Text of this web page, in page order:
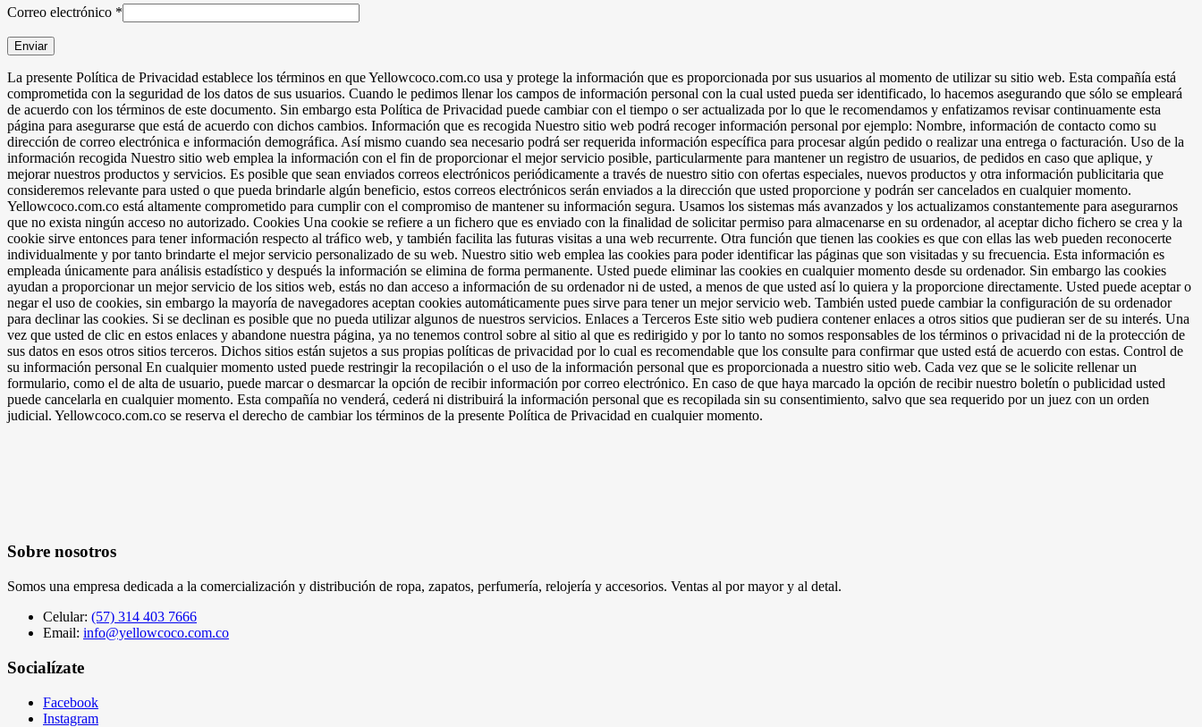
Correo electrónico *
La presente Política de Privacidad establece los términos en que Yellowcoco.com.co usa y protege la información que es proporcionada por sus usuarios al momento de utilizar su sitio web. Esta compañía está
comprometida con la seguridad de los datos de sus usuarios. Cuando le pedimos llenar los campos de información personal con la cual usted pueda ser identificado, lo hacemos asegurando que sólo se empleará
de acuerdo con los términos de este documento. Sin embargo esta Política de Privacidad puede cambiar con el tiempo o ser actualizada por lo que le recomendamos y enfatizamos revisar continuamente esta
página para asegurarse que está de acuerdo con dichos cambios. Información que es recogida Nuestro sitio web podrá recoger información personal por ejemplo: Nombre, información de contacto como su
dirección de correo electrónica e información demográfica. Así mismo cuando sea necesario podrá ser requerida información específica para procesar algún pedido o realizar una entrega o facturación. Uso de la
información recogida Nuestro sitio web emplea la información con el fin de proporcionar el mejor servicio posible, particularmente para mantener un registro de usuarios, de pedidos en caso que aplique, y
mejorar nuestros productos y servicios. Es posible que sean enviados correos electrónicos periódicamente a través de nuestro sitio con ofertas especiales, nuevos productos y otra información publicitaria que
consideremos relevante para usted o que pueda brindarle algún beneficio, estos correos electrónicos serán enviados a la dirección que usted proporcione y podrán ser cancelados en cualquier momento.
Yellowcoco.com.co está altamente comprometido para cumplir con el compromiso de mantener su información segura. Usamos los sistemas más avanzados y los actualizamos constantemente para asegurarnos
que no exista ningún acceso no autorizado. Cookies Una cookie se refiere a un fichero que es enviado con la finalidad de solicitar permiso para almacenarse en su ordenador, al aceptar dicho fichero se crea y la
cookie sirve entonces para tener información respecto al tráfico web, y también facilita las futuras visitas a una web recurrente. Otra función que tienen las cookies es que con ellas las web pueden reconocerte
individualmente y por tanto brindarte el mejor servicio personalizado de su web. Nuestro sitio web emplea las cookies para poder identificar las páginas que son visitadas y su frecuencia. Esta información es
empleada únicamente para análisis estadístico y después la información se elimina de forma permanente. Usted puede eliminar las cookies en cualquier momento desde su ordenador. Sin embargo las cookies
ayudan a proporcionar un mejor servicio de los sitios web, estás no dan acceso a información de su ordenador ni de usted, a menos de que usted así lo quiera y la proporcione directamente. Usted puede aceptar o
negar el uso de cookies, sin embargo la mayoría de navegadores aceptan cookies automáticamente pues sirve para tener un mejor servicio web. También usted puede cambiar la configuración de su ordenador
para declinar las cookies. Si se declinan es posible que no pueda utilizar algunos de nuestros servicios. Enlaces a Terceros Este sitio web pudiera contener enlaces a otros sitios que pudieran ser de su interés. Una
vez que usted de clic en estos enlaces y abandone nuestra página, ya no tenemos control sobre al sitio al que es redirigido y por lo tanto no somos responsables de los términos o privacidad ni de la protección de
sus datos en esos otros sitios terceros. Dichos sitios están sujetos a sus propias políticas de privacidad por lo cual es recomendable que los consulte para confirmar que usted está de acuerdo con estas. Control de
su información personal En cualquier momento usted puede restringir la recopilación o el uso de la información personal que es proporcionada a nuestro sitio web. Cada vez que se le solicite rellenar un
formulario, como el de alta de usuario, puede marcar o desmarcar la opción de recibir información por correo electrónico. En caso de que haya marcado la opción de recibir nuestro boletín o publicidad usted
puede cancelarla en cualquier momento. Esta compañía no venderá, cederá ni distribuirá la información personal que es recopilada sin su consentimiento, salvo que sea requerido por un juez con un orden
judicial. Yellowcoco.com.co se reserva el derecho de cambiar los términos de la presente Política de Privacidad en cualquier momento.
Sobre nosotros
Somos una empresa dedicada a la comercialización y distribución de ropa, zapatos, perfumería, relojería y accesorios. Ventas al por mayor y al detal.
Celular: (57) 314 403 7666
Email: info@yellowcoco.com.co
Socialízate
Facebook
Instagram